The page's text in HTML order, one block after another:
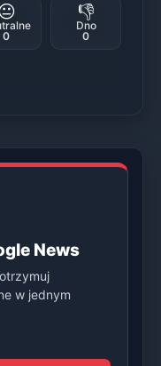
0
👎
Dno
0
News
w jednym